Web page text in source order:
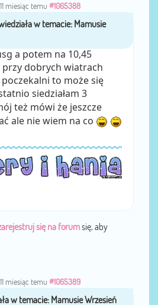
miesiąc temu #1065388
a potem na 10,45
dobrych wiatrach
to może się
siedziałam 3
też mówi że jeszcze
ale nie wiem na co
się na forumsię, aby
miesiąc temu #1065389
Judysen